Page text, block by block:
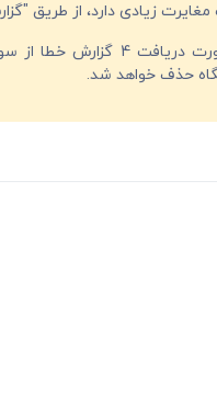
زیادی دارد، از طریق
در صورت دریافت 4
حذف خواهد شد.